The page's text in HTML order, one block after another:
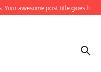
awesome post title goes here